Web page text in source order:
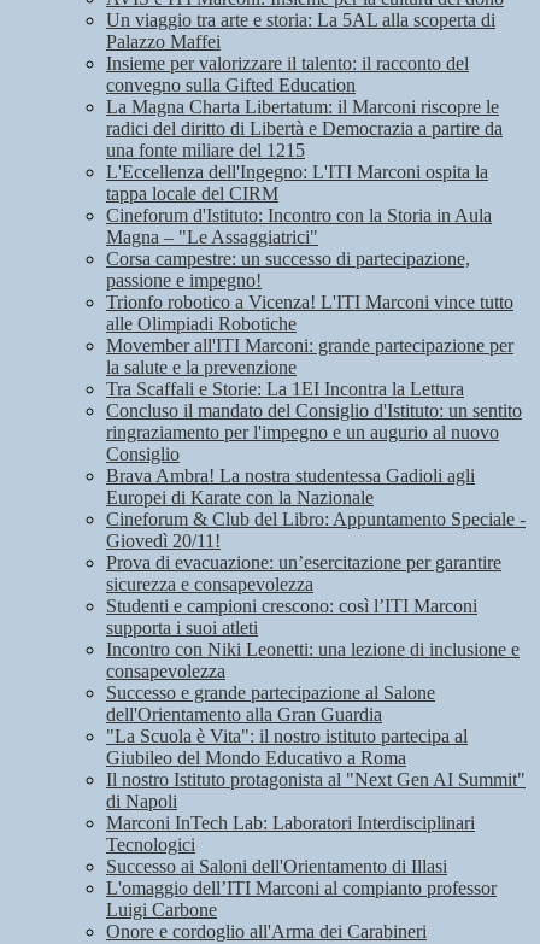
Un viaggio tra arte e storia: La 5AL alla scoperta di
Palazzo Maffei
Insieme per valorizzare il talento: il racconto del
convegno sulla Gifted Education
La Magna Charta Libertatum: il Marconi riscopre le
radici del diritto di Libertà e Democrazia a partire da
una fonte miliare del 1215
L'Eccellenza dell'Ingegno: L'ITI Marconi ospita la
tappa locale del CIRM
Cineforum d'Istituto: Incontro con la Storia in Aula
Magna – "Le Assaggiatrici"
Corsa campestre: un successo di partecipazione,
passione e impegno!
Trionfo robotico a Vicenza! L'ITI Marconi vince tutto
alle Olimpiadi Robotiche
Movember all'ITI Marconi: grande partecipazione per
la salute e la prevenzione
Tra Scaffali e Storie: La 1EI Incontra la Lettura
Concluso il mandato del Consiglio d'Istituto: un sentito
ringraziamento per l'impegno e un augurio al nuovo
Consiglio
Brava Ambra! La nostra studentessa Gadioli agli
Europei di Karate con la Nazionale
Cineforum & Club del Libro: Appuntamento Speciale -
Giovedì 20/11!
Prova di evacuazione: un’esercitazione per garantire
sicurezza e consapevolezza
Studenti e campioni crescono: così l’ITI Marconi
supporta i suoi atleti
Incontro con Niki Leonetti: una lezione di inclusione e
consapevolezza
Successo e grande partecipazione al Salone
dell'Orientamento alla Gran Guardia
"La Scuola è Vita": il nostro istituto partecipa al
Giubileo del Mondo Educativo a Roma
Il nostro Istituto protagonista al "Next Gen AI Summit"
di Napoli
Marconi InTech Lab: Laboratori Interdisciplinari
Tecnologici
Successo ai Saloni dell'Orientamento di Illasi
L'omaggio dell’ITI Marconi al compianto professor
Luigi Carbone
Onore e cordoglio all'Arma dei Carabineri